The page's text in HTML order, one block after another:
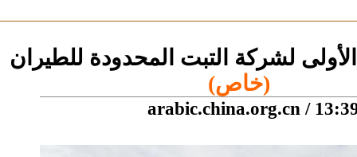
لشركة التبت المحدودة للطيران
(خاص)
arabic.china.org.cn /